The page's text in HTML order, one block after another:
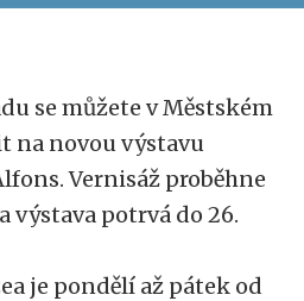
se můžete v Městském
na novou výstavu
Vernisáž proběhne
výstava potrvá do 26.
je pondělí až pátek od